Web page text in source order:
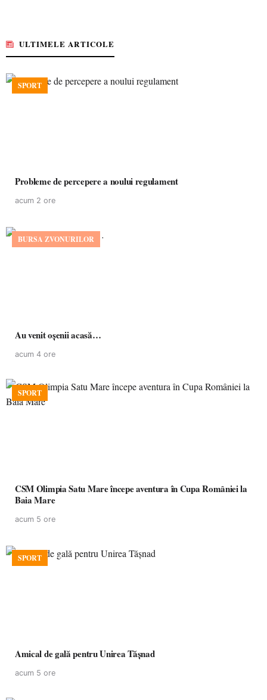
ULTIMELE ARTICOLE
SPORT
Probleme de percepere a noului regulament
acum 2 ore
BURSA ZVONURILOR
Au venit oșenii acasă…
acum 4 ore
SPORT
CSM Olimpia Satu Mare începe aventura în Cupa României la
Baia Mare
acum 5 ore
SPORT
Amical de gală pentru Unirea Tășnad
acum 5 ore